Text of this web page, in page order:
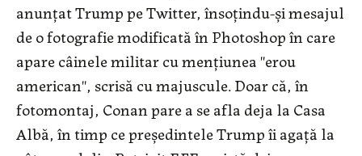
anunţat Trump pe Twitter, însoţindu-şi mesajul
de o fotografie modificată în Photoshop în care
apare câinele militar cu menţiunea ''erou
american'', scrisă cu majuscule. Doar că, în
fotomontaj, Conan pare a se afla deja la Casa
Albă, în timp ce preşedintele Trump îi agaţă la